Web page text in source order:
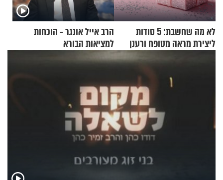
לא מה שחשבת: 5 סודות
ליצירת מראה מטופח ורענן
הרב אייל אונגר - הוכחות
למציאות הבורא